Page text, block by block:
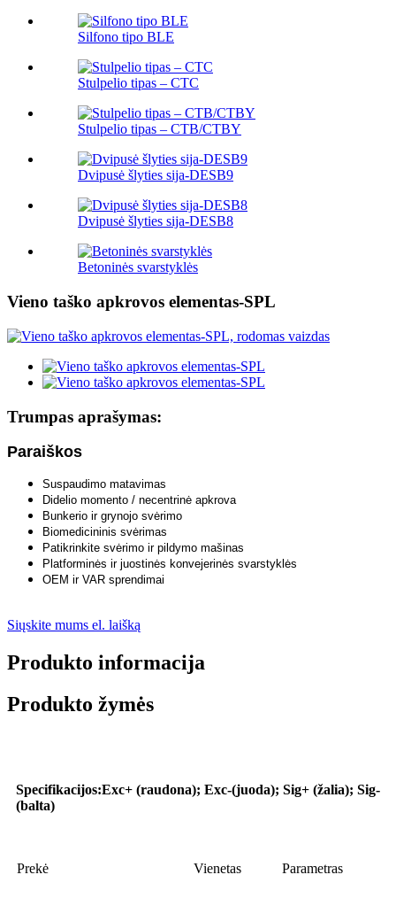
Silfono tipo BLE
Stulpelio tipas – CTC
Stulpelio tipas – CTB/CTBY
Dvipusė šlyties sija-DESB9
Dvipusė šlyties sija-DESB8
Betoninės svarstyklės
Vieno taško apkrovos elementas-SPL
Trumpas aprašymas:
Paraiškos
Suspaudimo matavimas
Didelio momento / necentrinė apkrova
Bunkerio ir grynojo svėrimo
Biomedicininis svėrimas
Patikrinkite svėrimo ir pildymo mašinas
Platforminės ir juostinės konvejerinės svarstyklės
OEM ir VAR sprendimai
Siųskite mums el. laišką
Produkto informacija
Produkto žymės
Specifikacijos:Exc+ (raudona); Exc-(juoda); Sig+ (žalia); Sig-
(balta)
Prekė Vienetas Parametras